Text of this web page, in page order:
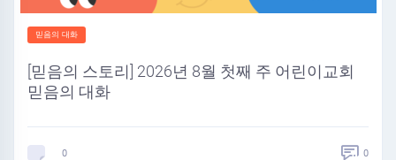
믿음의 대화
[믿음의 스토리] 2026년 8월 첫째 주 어린이교회
믿음의 대화
0 0